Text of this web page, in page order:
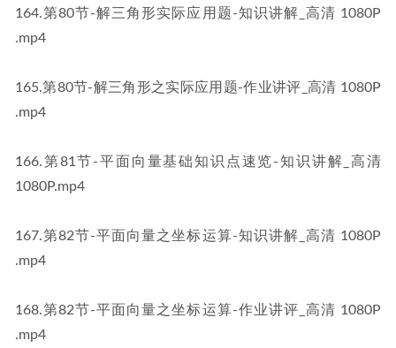
​164​.第80节-解三角形实际应用题-知识讲解_高清 1080P​​
.mp4
​165​.第80节-解三角形之实际应用题-作业讲评_高清 1080P​​
.mp4
​166​.第81节-平面向量基础知识点速览-知识讲解_高清
1080P​​.mp4
​167​.第82节-平面向量之坐标运算-知识讲解_高清 1080P​​
.mp4
​168​.第82节-平面向量之坐标运算-作业讲评_高清 1080P​​
.mp4